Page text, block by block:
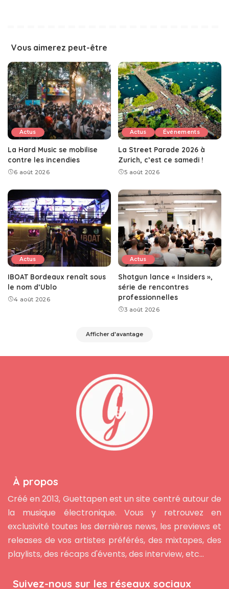
Vous aimerez peut-être
Actus
La Hard Music se mobilise
contre les incendies
6 août 2026
Actus Événements
La Street Parade 2026 à
Zurich, c’est ce samedi !
5 août 2026
Actus
IBOAT Bordeaux renaît sous
le nom d’Ublo
4 août 2026
Actus
Shotgun lance « Insiders »,
série de rencontres
professionnelles
3 août 2026
Afficher d'avantage
À propos
Créé en 2013, Guettapen est un site centré autour de
la musique électronique. Vous y retrouvez en
exclusivité toutes les dernières news, les previews et
releases de vos artistes préférés, des mixtapes, des
playlists, des récaps d'évents, des interview, etc...
Suivez-nous sur les réseaux sociaux